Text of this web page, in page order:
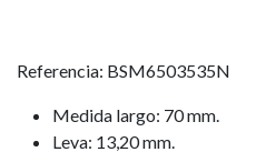
Referencia: BSM6503535N
Medida largo: 70 mm.
Leva: 13,20 mm.